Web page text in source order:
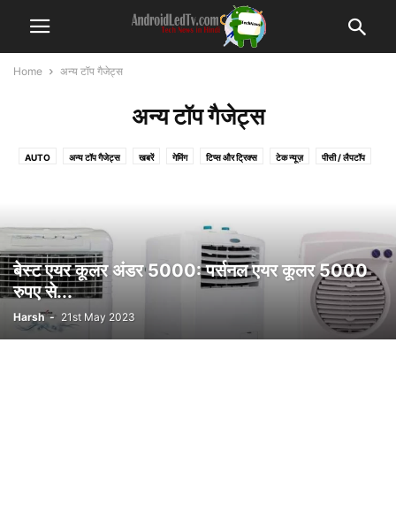
Home अन्य टॉप गैजेट्स
अन्य टॉप गैजेट्स
AUTO अन्य टॉप गैजेट्स खबरें गेमिंग टिप्स और ट्रिक्स टेक न्यूज़ पीसी / लैपटॉप
बेस्ट एयर कूलर अंडर 5000: पर्सनल एयर कूलर 5000
रुपए से...
Harsh - 21st May 2023